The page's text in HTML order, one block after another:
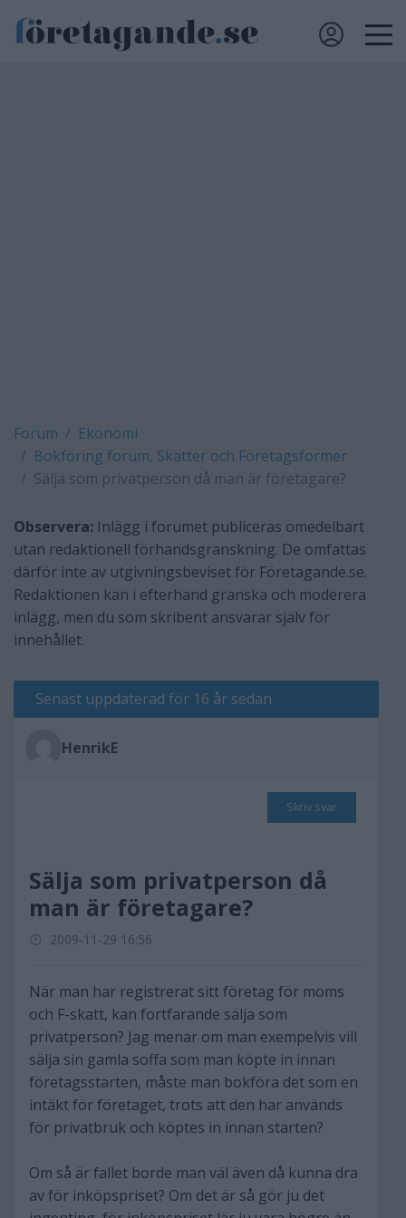
Forum
Ekonomi
Bokföring forum, Skatter och Företagsformer
Sälja som privatperson då man är företagare?
Observera: Inlägg i forumet publiceras omedelbart
utan redaktionell förhandsgranskning. De omfattas
därför inte av utgivningsbeviset för Företagande.se.
Redaktionen kan i efterhand granska och moderera
inlägg, men du som skribent ansvarar själv för
innehållet.
Senast uppdaterad för 16 år sedan
HenrikE
Skriv svar
Sälja som privatperson då
man är företagare?
2009-11-29 16:56
När man har registrerat sitt företag för moms
och F-skatt, kan fortfarande sälja som
privatperson? Jag menar om man exempelvis vill
sälja sin gamla soffa som man köpte in innan
företagsstarten, måste man bokföra det som en
intäkt för företaget, trots att den har används
för privatbruk och köptes in innan starten?
Om så är fallet borde man väl även då kunna dra
av för inköpspriset? Om det är så gör ju det